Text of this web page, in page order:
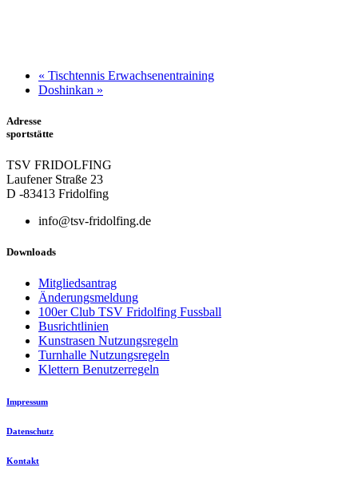
« Tischtennis Erwachsenentraining
Doshinkan »
Adresse
sportstätte
TSV FRIDOLFING
Laufener Straße 23
D -83413 Fridolfing
info@tsv-fridolfing.de
Downloads
Mitgliedsantrag
Änderungsmeldung
100er Club TSV Fridolfing Fussball
Busrichtlinien
Kunstrasen Nutzungsregeln
Turnhalle Nutzungsregeln
Klettern Benutzerregeln
Impressum
Datenschutz
Kontakt